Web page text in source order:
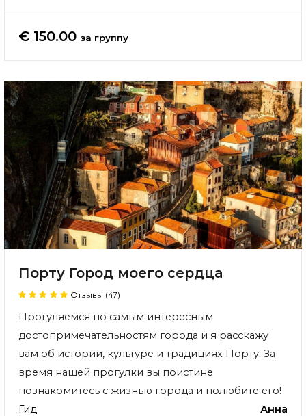
€ 150.00 за группу
Порту Город моего сердца
Отзывы (47)
Прогуляемся по самым интересным
достопримечательностям города и я расскажу
вам об истории, культуре и традициях Порту. За
время нашей прогулки вы поистине
познакомитесь с жизнью города и полюбите его!
Гид:
Анна